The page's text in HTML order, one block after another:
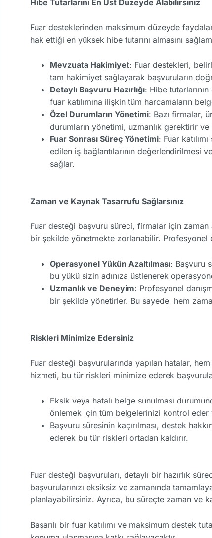
Hibe Tutarlarını En Üst Düzeyde Alabilirsiniz
Fuar desteklerinden maksimum düzeyde
hak ettiği en yüksek hibe tutarını almasını
Mevzuata Hakimiyet: Fuar destekleri,
tam hakimiyet sağlayarak başvuruların
Detaylı Başvuru Hazırlığı: Hibe
fuar katılımına ilişkin tüm harcamaların
Özel Durumların Yönetimi: Bazı firmalar,
durumların yönetimi, uzmanlık gerektirir
Fuar Sonrası Süreç Yönetimi: Fuar
edilen iş bağlantılarının değerlendirilmesi
sağlar.
Zaman ve Kaynak Tasarrufu Sağlarsınız
Fuar desteği başvuru süreci, firmalar için zaman
bir şekilde yönetmekte zorlanabilir. Profesyonel
Operasyonel Yükün Azaltılması: Başvuru
bu yükü sizin adınıza üstlenerek
Uzmanlık ve Deneyim: Profesyonel
bir şekilde yönetirler. Bu sayede, hem
Riskleri Minimize Edersiniz
Fuar desteği başvurularında yapılan hatalar,
hizmeti, bu tür riskleri minimize ederek
Eksik veya hatalı belge sunulması
önlemek için tüm belgelerinizi kontrol eder
Başvuru süresinin kaçırılması, destek
ederek bu tür riskleri ortadan kaldırır.
Fuar desteği başvuruları, detaylı bir hazırlık
başvurularınızı eksiksiz ve zamanında
planlayabilirsiniz. Ayrıca, bu süreçte zaman ve
Başarılı bir fuar katılımı ve maksimum destek